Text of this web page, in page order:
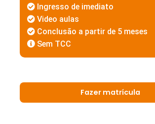
Ingresso de imediato
Video aulas
Conclusão a partir de 5 meses
Sem TCC
Fazer matrícula